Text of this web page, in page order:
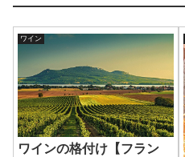
ワイン
ワインの格付け【フラン